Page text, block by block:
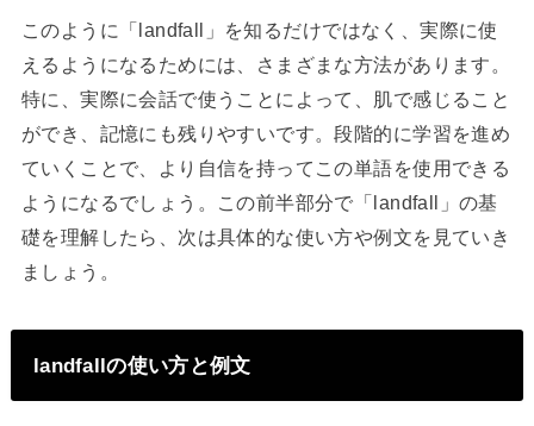
このように「landfall」を知るだけではなく、実際に使
えるようになるためには、さまざまな方法があります。
特に、実際に会話で使うことによって、肌で感じること
ができ、記憶にも残りやすいです。段階的に学習を進め
ていくことで、より自信を持ってこの単語を使用できる
ようになるでしょう。この前半部分で「landfall」の基
礎を理解したら、次は具体的な使い方や例文を見ていき
ましょう。
landfallの使い方と例文